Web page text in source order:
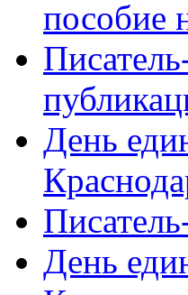
пособие
День
День